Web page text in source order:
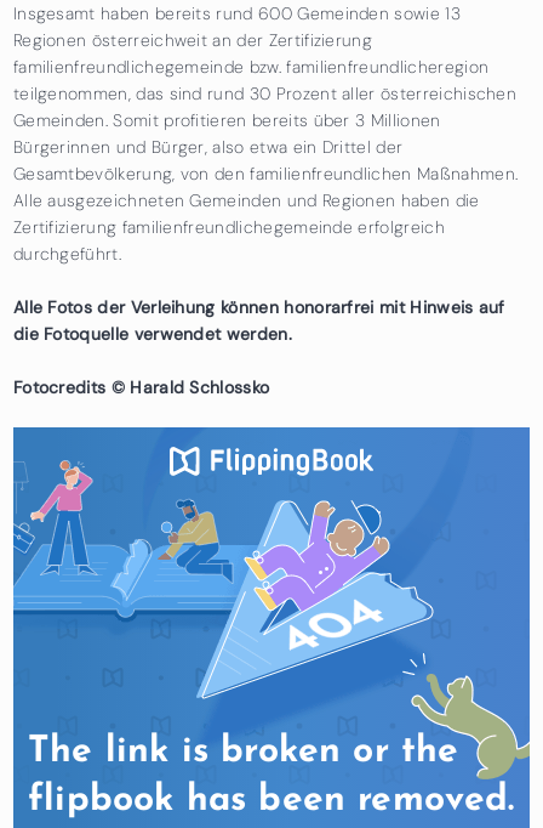
Insgesamt haben bereits rund 600 Gemeinden sowie 13
Regionen österreichweit an der Zertifizierung
familienfreundlichegemeinde bzw. familienfreundlicheregion
teilgenommen, das sind rund 30 Prozent aller österreichischen
Gemeinden. Somit profitieren bereits über 3 Millionen
Bürgerinnen und Bürger, also etwa ein Drittel der
Gesamtbevölkerung, von den familienfreundlichen Maßnahmen.
Alle ausgezeichneten Gemeinden und Regionen haben die
Zertifizierung familienfreundlichegemeinde erfolgreich
durchgeführt.
Alle Fotos der Verleihung können honorarfrei mit Hinweis auf
die Fotoquelle verwendet werden.
Fotocredits © Harald Schlossko